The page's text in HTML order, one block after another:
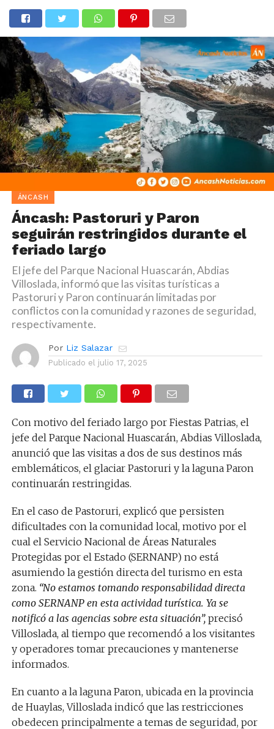
ÁNCASH
Áncash: Pastoruri y Paron
seguirán restringidos durante el
feriado largo
El jefe del Parque Nacional Huascarán, Abdias
Villoslada, informó que las visitas turísticas a
Pastoruri y Paron continuarán limitadas por
conflictos con la comunidad y razones de seguridad,
respectivamente.
Por Liz Salazar
Publicado el julio 17, 2025
Con motivo del feriado largo por Fiestas Patrias, el
jefe del Parque Nacional Huascarán, Abdias Villoslada,
anunció que las visitas a dos de sus destinos más
emblemáticos, el glaciar Pastoruri y la laguna Paron
continuarán restringidas.
En el caso de Pastoruri, explicó que persisten
dificultades con la comunidad local, motivo por el
cual el Servicio Nacional de Áreas Naturales
Protegidas por el Estado (SERNANP) no está
asumiendo la gestión directa del turismo en esta
zona. “No estamos tomando responsabilidad directa
como SERNANP en esta actividad turística. Ya se
notificó a las agencias sobre esta situación”,precisó
Villoslada, al tiempo que recomendó a los visitantes
y operadores tomar precauciones y mantenerse
informados.
En cuanto a la laguna Paron, ubicada en la provincia
de Huaylas, Villoslada indicó que las restricciones
obedecen principalmente a temas de seguridad, por